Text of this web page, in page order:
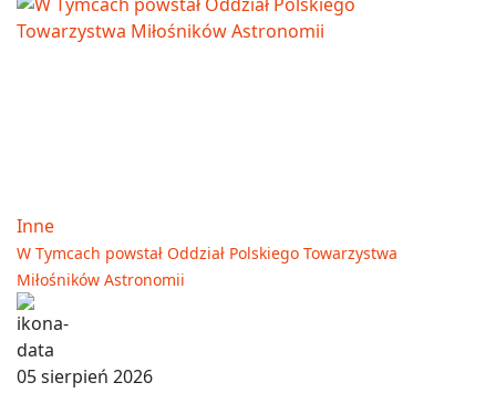
Inne
W Tymcach powstał Oddział Polskiego Towarzystwa
Miłośników Astronomii
05 sierpień 2026